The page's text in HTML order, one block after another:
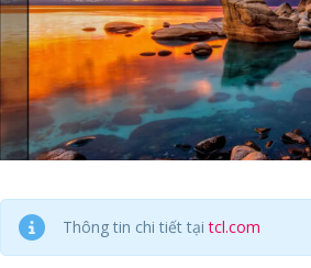
Thông tin chi tiết tạitcl.com